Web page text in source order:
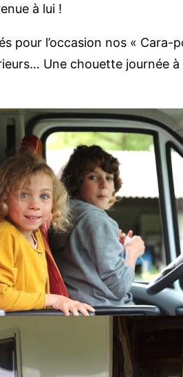
à lui !
pour l’occasion nos «
Une chouette journée